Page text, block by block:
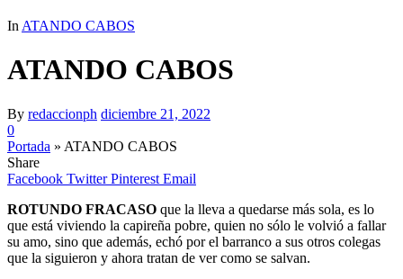
In ATANDO CABOS
ATANDO CABOS
By redaccionph diciembre 21, 2022
0
Portada » ATANDO CABOS
Share
Facebook Twitter Pinterest Email
ROTUNDO FRACASO que la lleva a quedarse más sola, es lo
que está viviendo la capireña pobre, quien no sólo le volvió a fallar
su amo, sino que además, echó por el barranco a sus otros colegas
que la siguieron y ahora tratan de ver como se salvan.